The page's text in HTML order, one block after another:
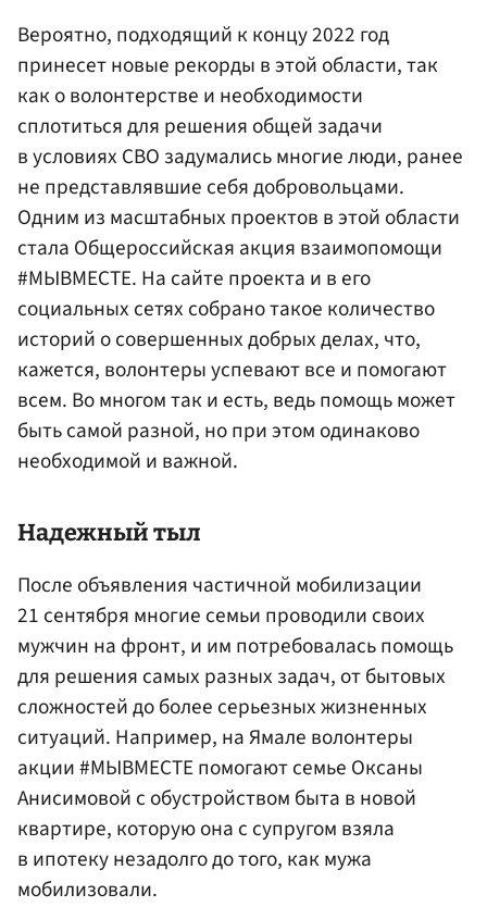
Вероятно, подходящий к концу 2022 год
принесет новые рекорды в этой области, так
как о волонтерстве и необходимости
сплотиться для решения общей задачи
в условиях СВО задумались многие люди, ранее
не представлявшие себя добровольцами.
Одним из масштабных проектов в этой области
стала Общероссийская акция взаимопомощи
#МЫВМЕСТЕ. На сайте проекта и в его
социальных сетях собрано такое количество
историй о совершенных добрых делах, что,
кажется, волонтеры успевают все и помогают
всем. Во многом так и есть, ведь помощь может
быть самой разной, но при этом одинаково
необходимой и важной.
Надежный тыл
После объявления частичной мобилизации
21 сентября многие семьи проводили своих
мужчин на фронт, и им потребовалась помощь
для решения самых разных задач, от бытовых
сложностей до более серьезных жизненных
ситуаций. Например, на Ямале волонтеры
акции #МЫВМЕСТЕ помогают семье Оксаны
Анисимовой с обустройством быта в новой
квартире, которую она с супругом взяла
в ипотеку незадолго до того, как мужа
мобилизовали.